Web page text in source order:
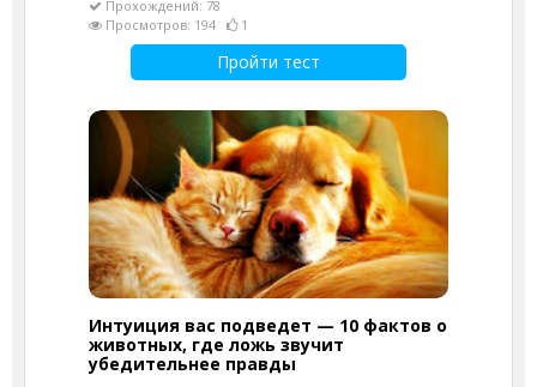
Прохождений: 78
Просмотров: 194
1
Пройти тест
Интуиция вас подведет — 10 фактов о
животных, где ложь звучит
убедительнее правды